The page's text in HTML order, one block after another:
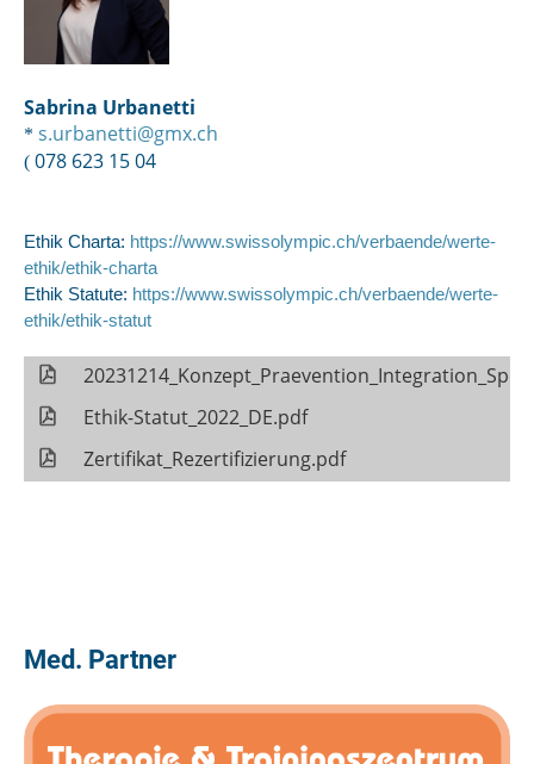
Sabrina Urbanetti
* s.urbanetti@gmx.ch
( 078 623 15 04
Ethik Charta: https://www.swissolympic.ch/verbaende/werte-
ethik/ethik-charta
Ethik Statute: https://www.swissolympic.ch/verbaende/werte-
ethik/ethik-statut
Ethik-Statut_2022_DE.pdf
Zertifikat_Rezertifizierung.pdf
Med. Partner